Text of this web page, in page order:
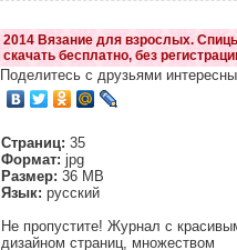
2014 Вязание для взрослых.
скачать бесплатно, без
Поделитесь с друзьями
Страниц: 35
Формат: jpg
Размер: 36 MB
Язык: русский
Не пропустите! Журнал с
дизайном страниц, множеством